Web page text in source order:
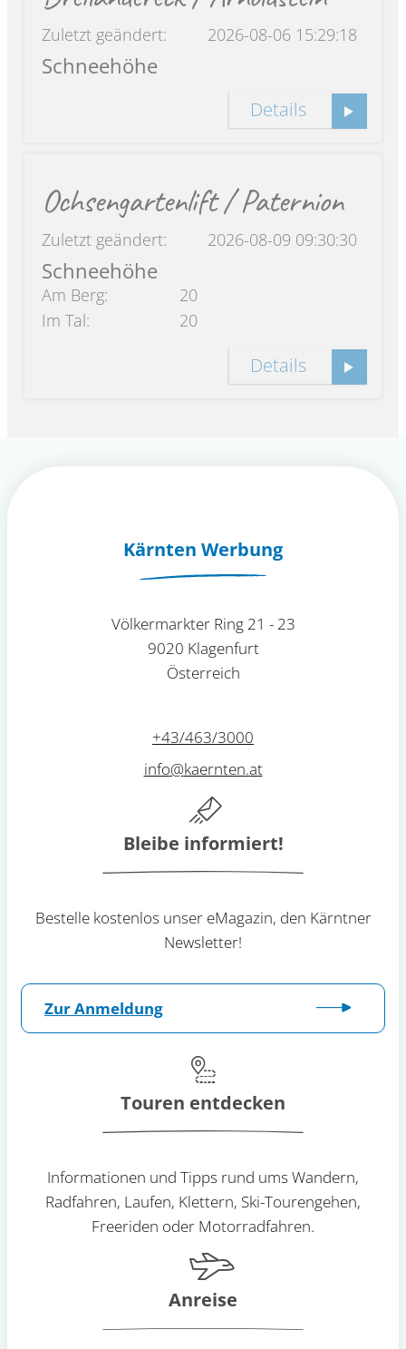
Zuletzt geändert: 2026-08-06 15:29:18
Schneehöhe
Details
Ochsengartenlift / Paternion
Zuletzt geändert: 2026-08-09 09:30:30
Schneehöhe
Am Berg:
20
Im Tal:
20
Details
Kärnten Werbung
Völkermarkter Ring 21 - 23
9020 Klagenfurt
Österreich
+43/463/3000
info@kaernten.at
Bleibe informiert!
Bestelle kostenlos unser eMagazin, den Kärntner
Newsletter!
Zur Anmeldung
Touren entdecken
Informationen und Tipps rund ums Wandern,
Radfahren, Laufen, Klettern, Ski-Tourengehen,
Freeriden oder Motorradfahren.
Anreise